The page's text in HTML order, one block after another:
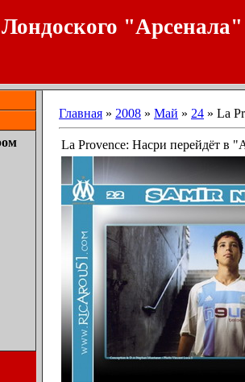
"Арсенала"
Главная » 2008 » Май » 24 » La
La Provence: Насри перейдёт в